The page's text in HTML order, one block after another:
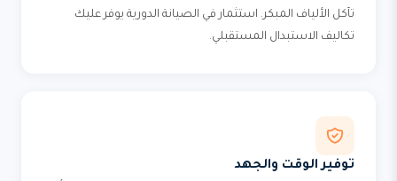
تآكل الألياف المبكر. استثمار في الصيانة الدورية يوفر عليك
تكاليف الاستبدال المستقبلي.
توفير الوقت والجهد